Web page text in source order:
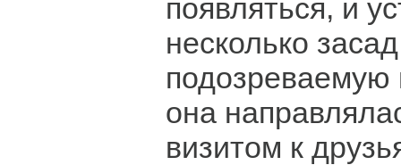
появляться, и
несколько
подозреваемую
она
визитом к